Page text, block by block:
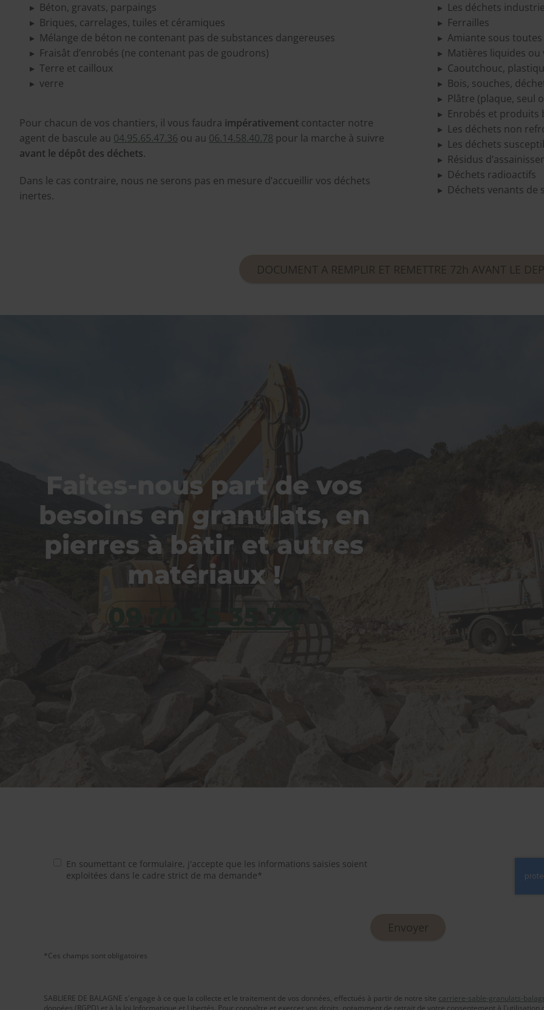
Béton, gravats, parpaings
Briques, carrelages, tuiles et céramiques
Mélange de béton ne contenant pas de substances dangereuses
Fraisât d’enrobés (ne contenant pas de goudrons)
Terre et cailloux
verre
Pour chacun de vos chantiers, il vous faudra impérativement contacter notre
agent de bascule au 04.95.65.47.36 ou au 06.14.58.40.78 pour la marche à suivre
avant le dépôt des déchets.
Dans le cas contraire, nous ne serons pas en mesure d’accueillir vos déchets
inertes.
Les déchets
Ferrailles
Amiante sous
Matières liquides
Caoutchouc,
Bois, souches,
Plâtre (plaque, seul
Enrobés et
Les déchets non
Les déchets
Résidus
Déchets radioactifs
Déchets venants
DOCUMENT A REMPLIR ET REMETTRE 72h AVANT LE
Faites-nous part de vos
besoins en granulats, en
pierres à bâtir et autres
matériaux !
En soumettant ce formulaire, j'accepte que les informations saisies soient
exploitées dans le cadre strict de ma demande*
*Ces champs sont obligatoires
SABLIERE DE BALAGNE s'engage à ce que la collecte et le traitement de vos données, effectués à partir de notre site carriere-sable-granulats-